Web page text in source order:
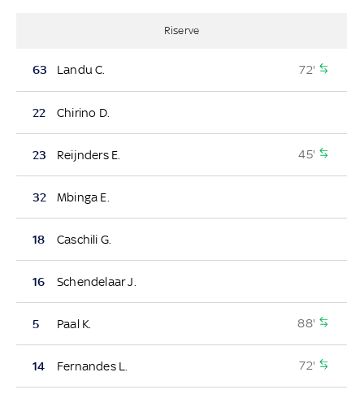
Riserve
63 Landu C. 72'
22 Chirino D.
23 Reijnders E. 45'
32 Mbinga E.
18 Caschili G.
16 Schendelaar J.
5 Paal K. 88'
14 Fernandes L. 72'